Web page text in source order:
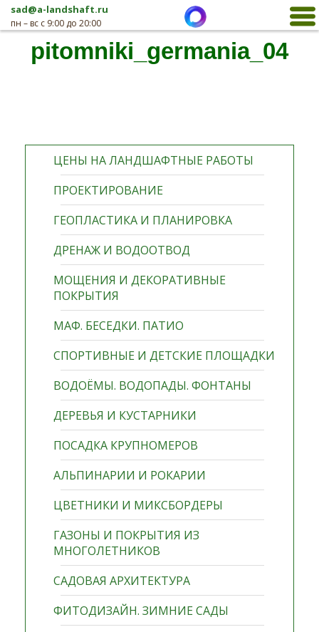
sad@a-landshaft.ru
пн – вс с 9:00 до 20:00
ЦЕНЫ НА ЛАНДШАФТНЫЕ РАБОТЫ
ПРОЕКТИРОВАНИЕ
ГЕОПЛАСТИКА И ПЛАНИРОВКА
ДРЕНАЖ И ВОДООТВОД
МОЩЕНИЯ И ДЕКОРАТИВНЫЕ
ПОКРЫТИЯ
МАФ. БЕСЕДКИ. ПАТИО
СПОРТИВНЫЕ И ДЕТСКИЕ ПЛОЩАДКИ
ВОДОЁМЫ. ВОДОПАДЫ. ФОНТАНЫ
ДЕРЕВЬЯ И КУСТАРНИКИ
ПОСАДКА КРУПНОМЕРОВ
АЛЬПИНАРИИ И РОКАРИИ
ЦВЕТНИКИ И МИКСБОРДЕРЫ
ГАЗОНЫ И ПОКРЫТИЯ ИЗ
МНОГОЛЕТНИКОВ
САДОВАЯ АРХИТЕКТУРА
ФИТОДИЗАЙН. ЗИМНИЕ САДЫ
pitomniki_germania_04